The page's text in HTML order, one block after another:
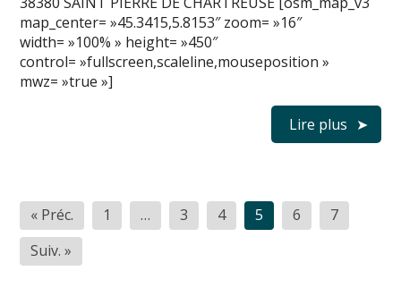
map_center= »45.3415,5.8153″ zoom= »16″
width= »100% » height= »450″
control= »fullscreen,scaleline,mouseposition »
mwz= »true »]
Lire plus
Pagination
des
publications
« Préc. 1 … 3 4 5 6
7
Suiv. »